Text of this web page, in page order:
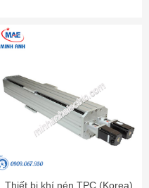
Thiết bị khí nén TPC (Korea)